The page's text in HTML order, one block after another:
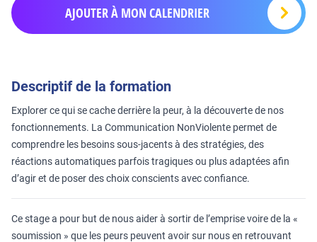
AJOUTER À MON CALENDRIER
Descriptif de la formation
Explorer ce qui se cache derrière la peur, à la découverte de nos
fonctionnements. La Communication NonViolente permet de
comprendre les besoins sous-jacents à des stratégies, des
réactions automatiques parfois tragiques ou plus adaptées afin
d’agir et de poser des choix conscients avec confiance.
Ce stage a pour but de nous aider à sortir de l’emprise voire de la «
soumission » que les peurs peuvent avoir sur nous en retrouvant